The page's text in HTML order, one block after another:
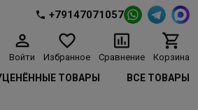
+79147071057
Войти Избранное Сравнение Корзина
ТОВАРЫ ВСЕ ТОВАРЫ